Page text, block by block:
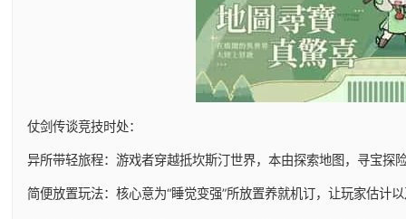
仗剑传谈竞技时处：
异所带轻旅程：游戏者穿越抵坎斯汀世界，本由探索地图，寻宝探
简便放置玩法：核心意为“睡觉变强”所放置养就机订，让玩家估计